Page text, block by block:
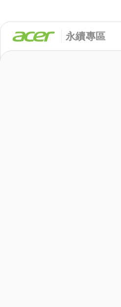
永續專區